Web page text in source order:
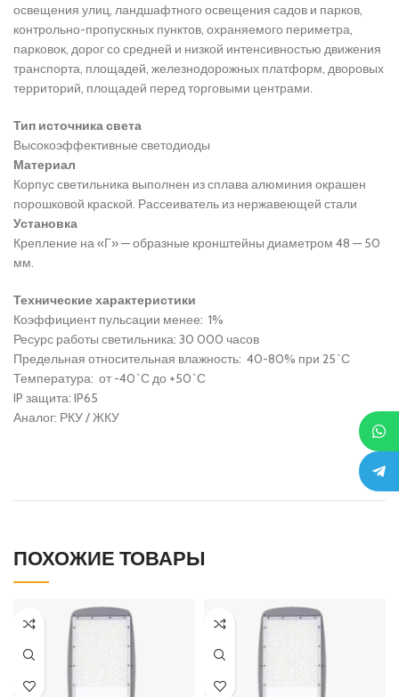
освещения улиц, ландшафтного освещения садов и парков,
контрольно-пропускных пунктов, охраняемого периметра,
парковок, дорог со средней и низкой интенсивностью движения
транспорта, площадей, железнодорожных платформ, дворовых
территорий, площадей перед торговыми центрами.
Тип источника света
Высокоэффективные светодиоды
Материал
Корпус светильника выполнен из сплава алюминия окрашен
порошковой краской. Рассеиватель из нержавеющей стали
Установка
Крепление на «Г» — образные кронштейны диаметром 48 — 50
мм.
Технические характеристики
Коэффициент пульсации менее: 1%
Ресурс работы светильника: 30 000 часов
Предельная относительная влажность: 40-80% при 25`С
Температура: от -40`С до +50`С
IP защита: IP65
Аналог: РКУ / ЖКУ
ПОХОЖИЕ ТОВАРЫ